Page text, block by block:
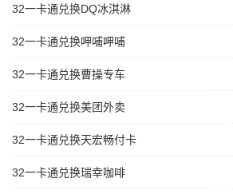
32一卡通兑换DQ冰淇淋
32一卡通兑换呷哺呷哺
32一卡通兑换曹操专车
32一卡通兑换美团外卖
32一卡通兑换天宏畅付卡
32一卡通兑换瑞幸咖啡